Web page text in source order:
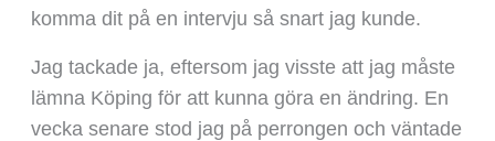
komma dit på en intervju så snart jag kunde.
Jag tackade ja, eftersom jag visste att jag måste
lämna Köping för att kunna göra en ändring. En
vecka senare stod jag på perrongen och väntade